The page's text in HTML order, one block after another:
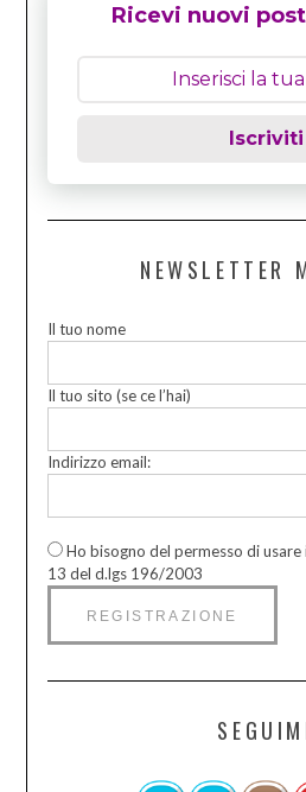
Ricevi nuovi
Iscriviti
NEWSLETTER
Il tuo nome
Il tuo sito (se ce l’hai)
Indirizzo email:
Ho bisogno del permesso di
13 del d.lgs 196/2003